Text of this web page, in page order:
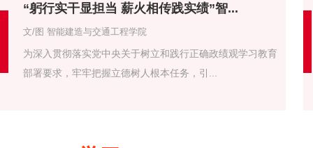
“躬行实干显担当 薪火相传践实绩”智...
文/图 智能建造与交通工程学院
为深入贯彻落实党中央关于树立和践行正确政绩观学习教育
部署要求，牢牢把握立德树人根本任务，引...